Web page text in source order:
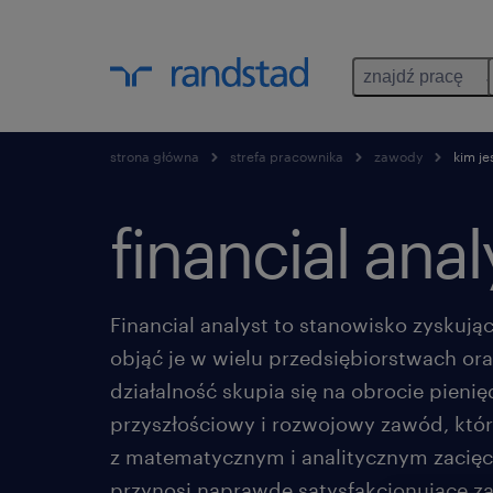
znajdź pracę
strona główna strefa pracownika zawody kim
financial
Financial analyst to stanowisko
objąć je w wielu przedsiębiorstwach
działalność skupia się na obrocie
przyszłościowy i rozwojowy zawód,
z matematycznym i analitycznym